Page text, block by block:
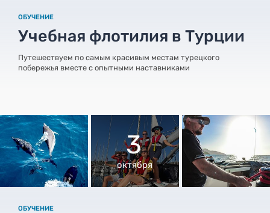
ОБУЧЕНИЕ
Учебная флотилия в Турции
Путешествуем по самым красивым местам турецкого
побережья вместе с опытными наставниками
3
октября
ОБУЧЕНИЕ